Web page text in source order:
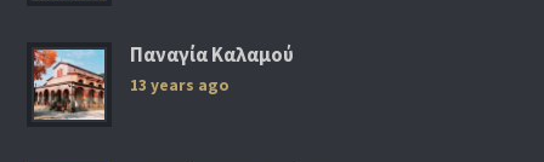
Παναγία Καλαμού
13 years ago